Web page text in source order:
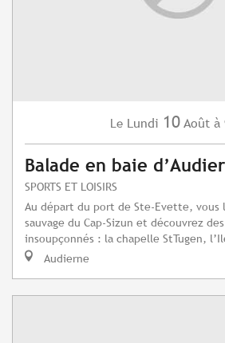
Le Lundi 10 Août à
Balade en baie
SPORTS ET LOISIRS
Au départ du port de Ste-Evette, vous
sauvage du Cap-Sizun et découvrez des
insoupçonnés : la chapelle StTugen,
Audierne